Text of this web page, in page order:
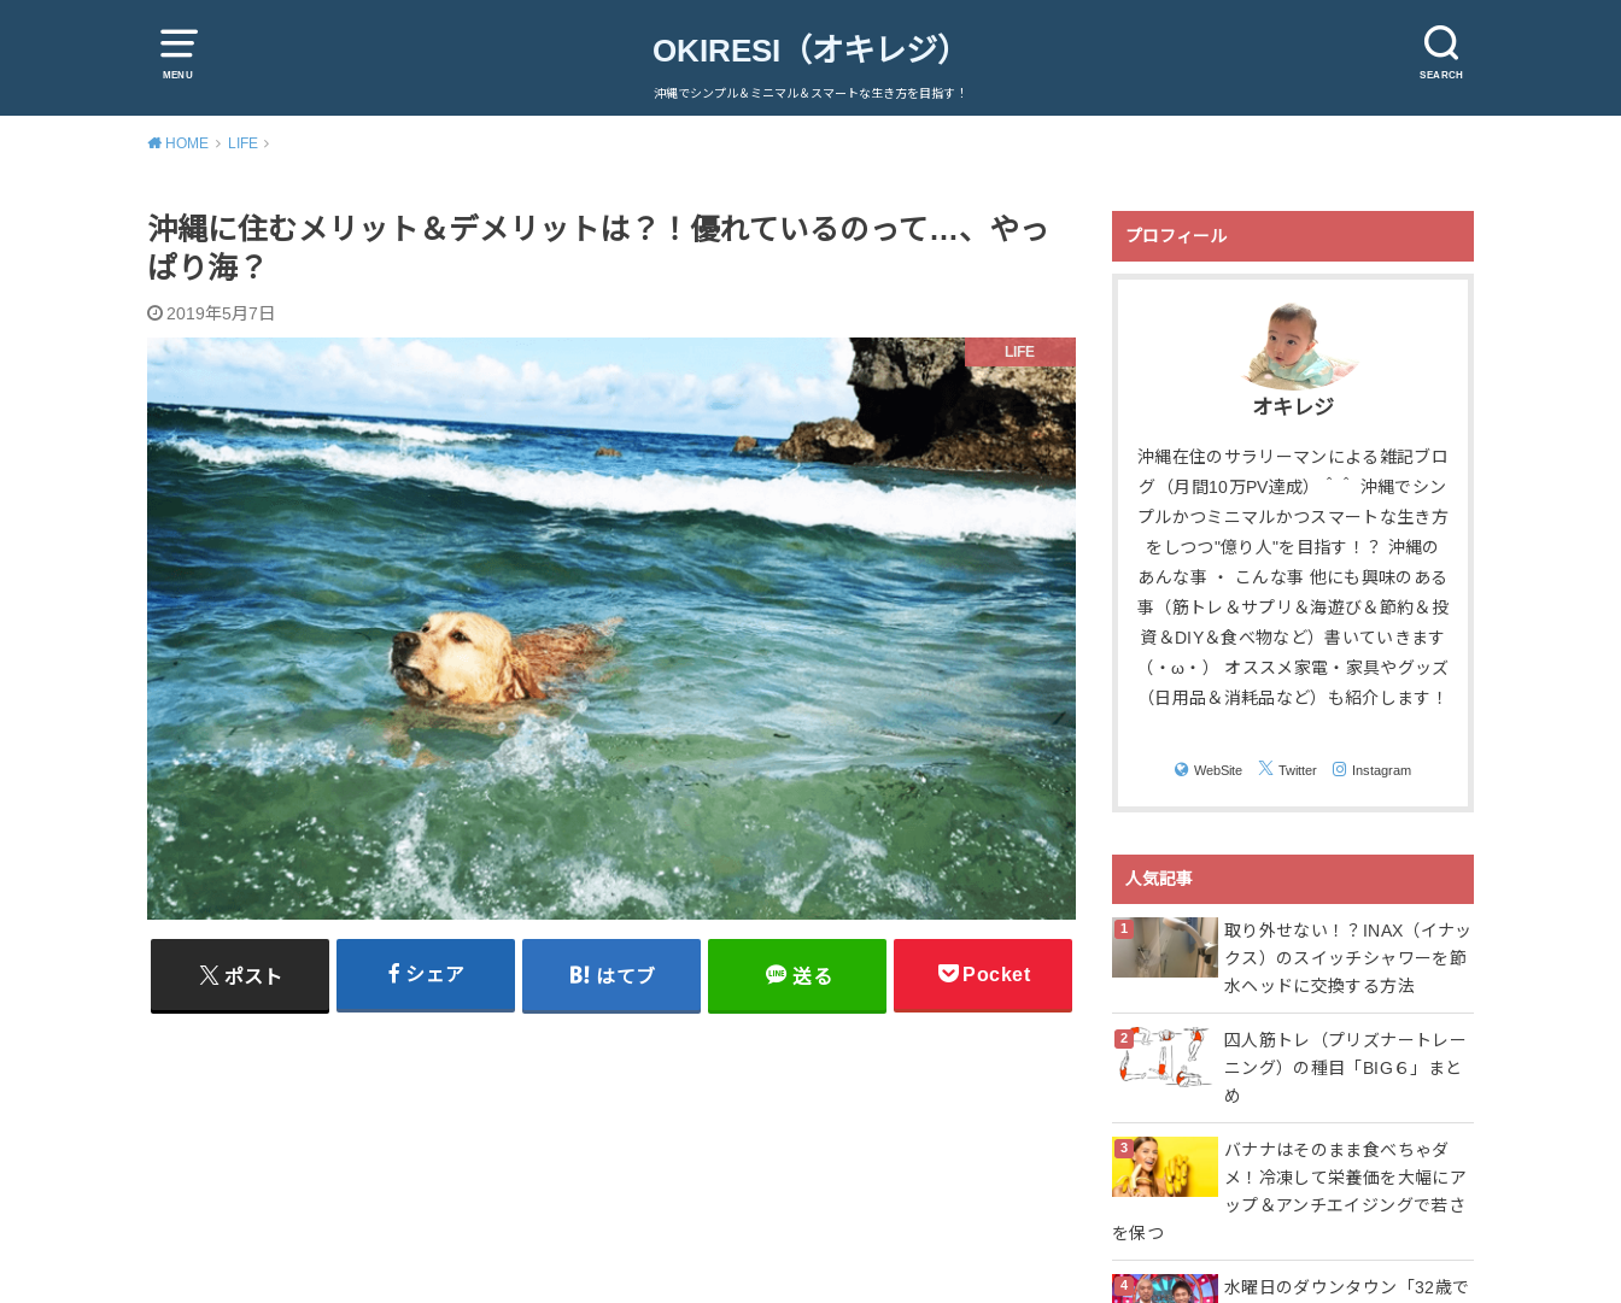
MENU SEARCH
OKIRESI（オキレジ）
沖縄でシンプル＆ミニマル＆スマートな生き方を目指す！
HOME LIFE
沖縄に住むメリット＆デメリットは？！優れているのって…、やっ
ぱり海？
2019年5月7日
LIFE
ポスト シェア はてブ 送る Pocket
プロフィール
オキレジ
沖縄在住のサラリーマンによる雑記ブロ
グ（月間10万PV達成）＾＾ 沖縄でシン
プルかつミニマルかつスマートな生き方
をしつつ"億り人"を目指す！？ 沖縄の
あんな事 ・ こんな事 他にも興味のある
事（筋トレ＆サプリ＆海遊び＆節約＆投
資＆DIY＆食べ物など）書いていきます
（・ω・） オススメ家電・家具やグッズ
（日用品＆消耗品など）も紹介します！
WebSite Twitter Instagram
人気記事
取り外せない！？INAX（イナッ
クス）のスイッチシャワーを節
水ヘッドに交換する方法
囚人筋トレ（プリズナートレー
ニング）の種目「BIG６」まと
め
バナナはそのまま食べちゃダ
メ！冷凍して栄養価を大幅にア
ップ＆アンチエイジングで若さ
を保つ
水曜日のダウンタウン「32歳で